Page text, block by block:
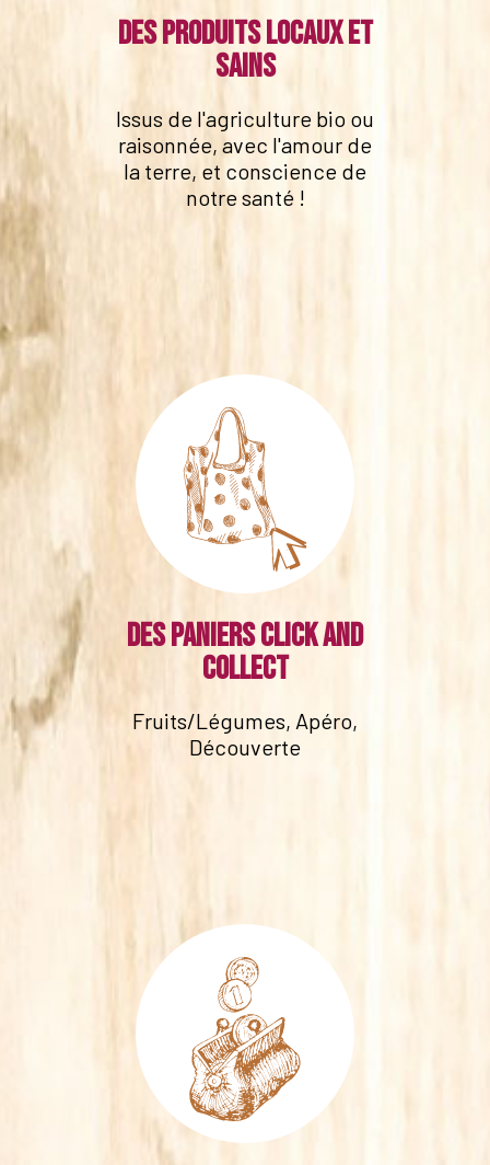
Des produits locaux et
sains
Issus de l'agriculture bio ou
raisonnée, avec l'amour de
la terre, et conscience de
notre santé !
Des paniers click and
collect
Fruits/Légumes, Apéro,
Découverte